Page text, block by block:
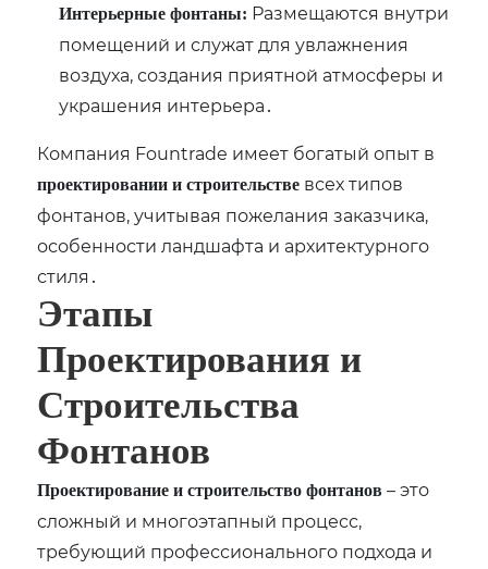
Интерьерные фонтаны: Размещаются внутри
помещений и служат для увлажнения
воздуха‚ создания приятной атмосферы и
украшения интерьера․
Компания Fountrade имеет богатый опыт в
проектировании и строительстве всех типов
фонтанов‚ учитывая пожелания заказчика‚
особенности ландшафта и архитектурного
стиля․
Этапы
Проектирования и
Строительства
Фонтанов
Проектирование и строительство фонтанов – это
сложный и многоэтапный процесс‚
требующий профессионального подхода и